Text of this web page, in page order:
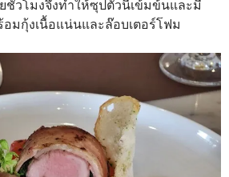
ชั่วโมงจึงทำให้ซุปตัวนี้เข้มข้นและมี
มกุ้งเนื้อแน่นและล๊อบเตอร์โฟม